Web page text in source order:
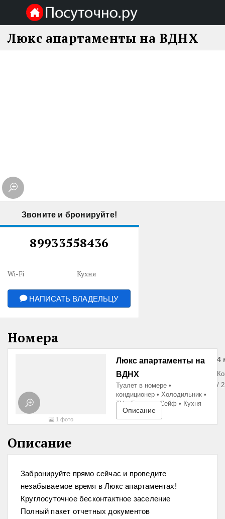
Люкс апартаменты на ВДНХ
Звоните и бронируйте!
89933558436
Wi-Fi Кухня
НАПИСАТЬ ВЛАДЕЛЬЦУ
Номера
1 фото
Люкс апартаменты на
ВДНХ
Туалет в номере
кондиционер
Холодильник
TV
Балкон Сейф Кухня
4
/
Описание
Описание
Забронируйте прямо сейчас и проведите
незабываемое время в Люкс апартаментах!
Круглосуточное бесконтактное заселение
Полный пакет отчетных документов